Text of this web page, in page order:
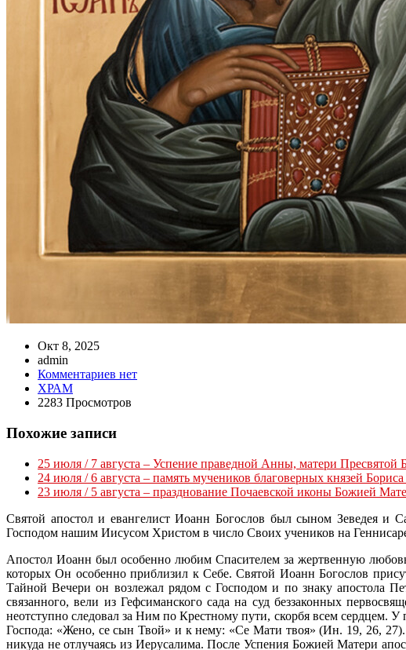
Окт 8, 2025
admin
Комментариев нет
ХРАМ
2283 Просмотров
Похожие записи
25 июля / 7 августа – Успение праведной Анны, матери Пресвятой
24 июля / 6 августа – память мучеников благоверных князей
23 июля / 5 августа – празднование Почаевской иконы Божией
Святой апостол и евангелист Иоанн Богослов был сыном Зеведея
Господом нашим Иисусом Христом в число Своих учеников на
Апостол Иоанн был особенно любим Спасителем за жертвенную
которых Он особенно приблизил к Себе. Святой Иоанн Богослов
Тайной Вечери он возлежал рядом с Господом и по знаку апостола
связанного, вели из Гефсиманского сада на суд беззаконных
неотступно следовал за Ним по Крестному пути, скорбя всем
Господа: «Жено, се сын Твой» и к нему: «Се Мати твоя» (Ин. 19, 26,
никуда не отлучаясь из Иерусалима. После Успения Божией Матери